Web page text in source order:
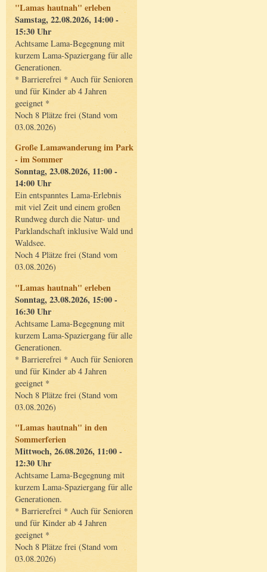
"Lamas hautnah" erleben
Samstag, 22.08.2026, 14:00 -
15:30 Uhr
Achtsame Lama-Begegnung mit
kurzem Lama-Spaziergang für alle
Generationen.
* Barrierefrei * Auch für Senioren
und für Kinder ab 4 Jahren
geeignet *
Noch 8 Plätze frei (Stand vom
03.08.2026)
Große Lamawanderung im Park
- im Sommer
Sonntag, 23.08.2026, 11:00 -
14:00 Uhr
Ein entspanntes Lama-Erlebnis
mit viel Zeit und einem großen
Rundweg durch die Natur- und
Parklandschaft inklusive Wald und
Waldsee.
Noch 4 Plätze frei (Stand vom
03.08.2026)
"Lamas hautnah" erleben
Sonntag, 23.08.2026, 15:00 -
16:30 Uhr
Achtsame Lama-Begegnung mit
kurzem Lama-Spaziergang für alle
Generationen.
* Barrierefrei * Auch für Senioren
und für Kinder ab 4 Jahren
geeignet *
Noch 8 Plätze frei (Stand vom
03.08.2026)
"Lamas hautnah" in den
Sommerferien
Mittwoch, 26.08.2026, 11:00 -
12:30 Uhr
Achtsame Lama-Begegnung mit
kurzem Lama-Spaziergang für alle
Generationen.
* Barrierefrei * Auch für Senioren
und für Kinder ab 4 Jahren
geeignet *
Noch 8 Plätze frei (Stand vom
03.08.2026)